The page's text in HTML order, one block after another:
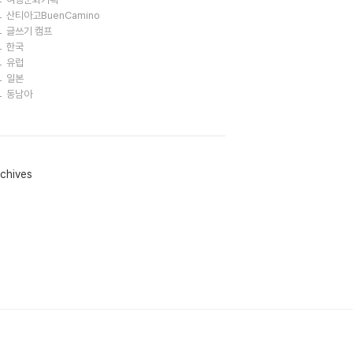
산티아고BuenCamino
글쓰기 캠프
한국
유럽
일본
동남아